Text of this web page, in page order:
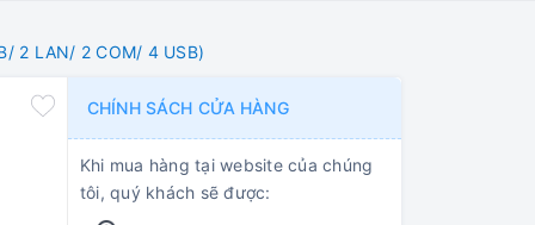
2 LAN/ 2 COM/ 4 USB)
CHÍNH SÁCH CỬA HÀNG
Khi mua hàng tại website của chúng
tôi, quý khách sẽ được: